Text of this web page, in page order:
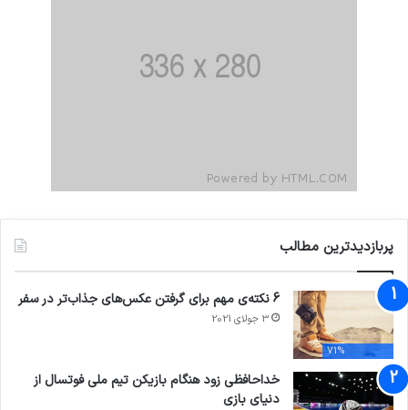
پربازدیدترین مطالب
71%
6 نکته‌ی مهم برای گرفتن عکس‌های جذاب‌تر در سفر
3 جولای 2021
خداحافظی زود هنگام بازیکن تیم ملی فوتسال از
دنیای بازی